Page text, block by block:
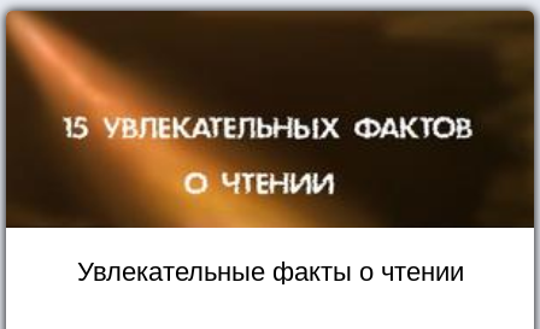
Увлекательные факты о чтении